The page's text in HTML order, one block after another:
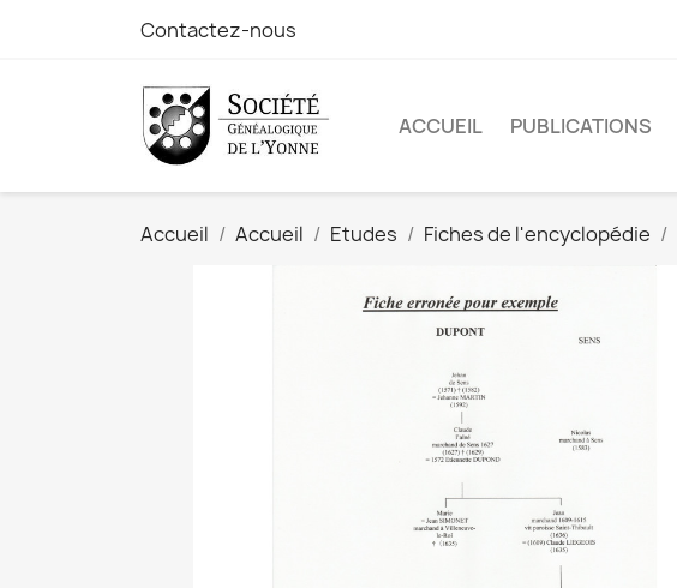
Contactez-nous
ACCUEIL PUBLICATIONS
Accueil Accueil Etudes Fiches de l'encyclopédie